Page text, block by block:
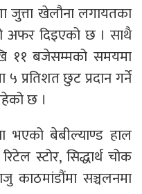
जुत्ता खेलौना लगायतका
अफर दिइएको छ । साथै
११ बजेसम्मको समयमा
प्रतिशत छुट प्रदान गर्ने
छ ।
भएको बेबील्याण्ड हाल
स्टोर, सिद्धार्थ चोक
काठमांडौंमा सञ्चलनमा